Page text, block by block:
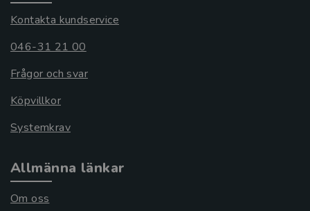
Kontakta kundservice
046-31 21 00
Frågor och svar
Köpvillkor
Systemkrav
Allmänna länkar
Om oss